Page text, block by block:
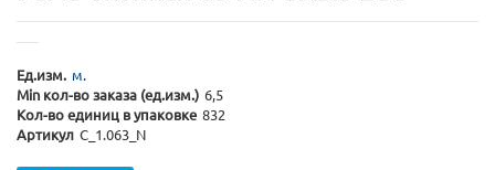
Ед.изм. м.
Min кол-во заказа (ед.изм.) 6,5
Кол-во единиц в упаковке 832
Артикул C_1.063_N